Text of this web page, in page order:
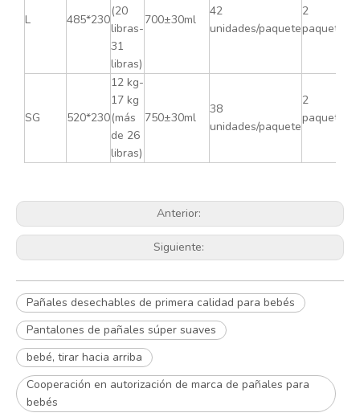
L 485*230
(20
libras-
31
libras)
700±30ml
42
unidades/paquete
2
paquetes/
SG 520*230
12 kg-
17 kg
(más
de 26
libras)
750±30ml
38
unidades/paquete
2
paquetes/
Anterior:
Siguiente:
Pañales desechables de primera calidad para bebés
Pantalones de pañales súper suaves
bebé, tirar hacia arriba
Cooperación en autorización de marca de pañales para
bebés